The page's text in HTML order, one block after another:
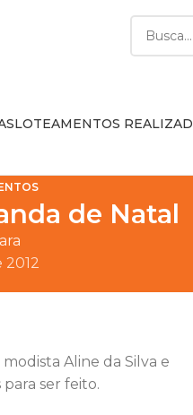
LOTEAMENTOS
de Natal
Aline da Silva e
ser feito.